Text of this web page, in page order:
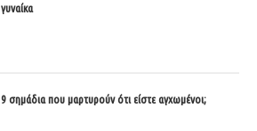
γυναίκα
9 σημάδια που μαρτυρούν ότι είστε αγχωμένοι;